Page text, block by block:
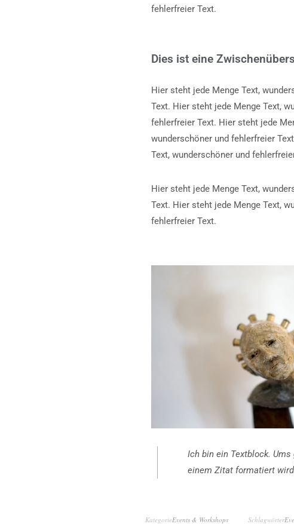
fehlerfreier Text.
Dies ist eine
Hier steht jede Menge Text,
Text. Hier steht jede Menge Text,
fehlerfreier Text. Hier steht jede
wunderschöner und fehlerfreier
Text, wunderschöner und
Hier steht jede Menge Text,
Text. Hier steht jede Menge Text,
fehlerfreier Text.
Ich bin ein Textblock.
einem Zitat formatiert
KategorieEvents & Workshops Schlagwörter